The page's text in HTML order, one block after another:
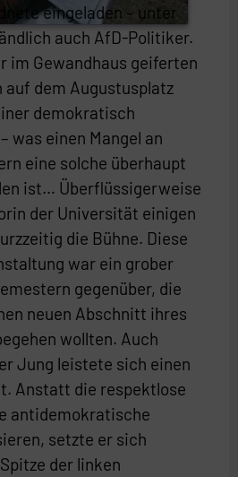
eingeladen – unter
auch AfD-Politiker.
im Gewandhaus geiferten
dem Augustusplatz
demokratisch
was einen Mangel an
eine solche überhaupt
ist… Überflüssigerweise
der Universität einigen
die Bühne. Diese
war ein grober
gegenüber, die
neuen Abschnitt ihres
wollten. Auch
Jung leistete sich einen
Anstatt die respektlose
antidemokratische
setzte er sich
der linken